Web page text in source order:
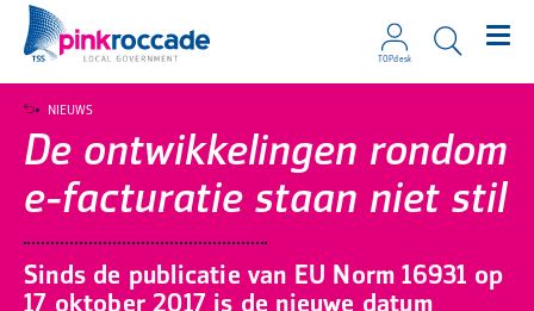
TOPdesk
De ontwikkelingen rondom
e-facturatie staan niet stil
Sinds de publicatie van EU Norm 16931 op
17 oktober 2017 is de nieuwe datum
NIEUWS